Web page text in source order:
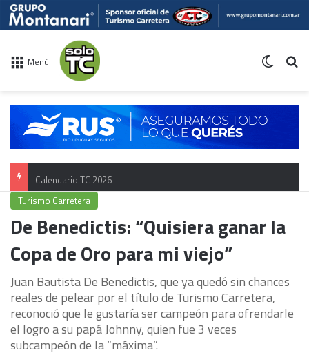
Menú
Calendario TC 2026
Turismo Carretera
De Benedictis: “Quisiera ganar la
Copa de Oro para mi viejo”
Juan Bautista De Benedictis, que ya quedó sin chances
reales de pelear por el título de Turismo Carretera,
reconoció que le gustaría ser campeón para ofrendarle
el logro a su papá Johnny, quien fue 3 veces
subcampeón de la “máxima”.